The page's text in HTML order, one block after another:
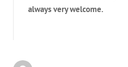
always very welcome.